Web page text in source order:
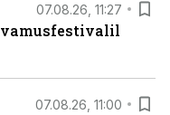
07.08.26, 11:27
07.08.26, 11:00